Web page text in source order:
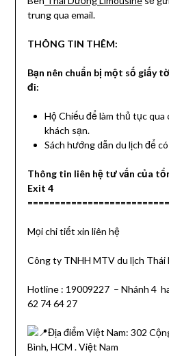
trung qua email.
THÔNG TIN THÊM:
Bạn nên chuẩn bị một số giấy
đi:
Hộ Chiếu để làm thủ tục
khách sạn.
Sách hướng dẫn du lịch để
Thông tin liên hệ tư vấn của
Exit 4
Mọi chi tiết xin liên hệ
Công ty TNHH MTV du lịch Thái
Hotline : 19009227 – Nhánh 4
62 74 64 27
Địa điểm Việt Nam: 302
Bình, HCM . Việt Nam